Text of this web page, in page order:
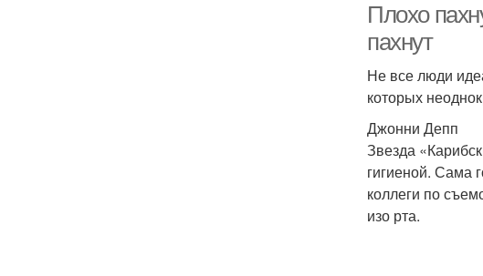
Плохо
пахнут
Не все люди
которых
Джонни Депп
Звезда
гигиеной. Сама
коллеги по
изо рта.